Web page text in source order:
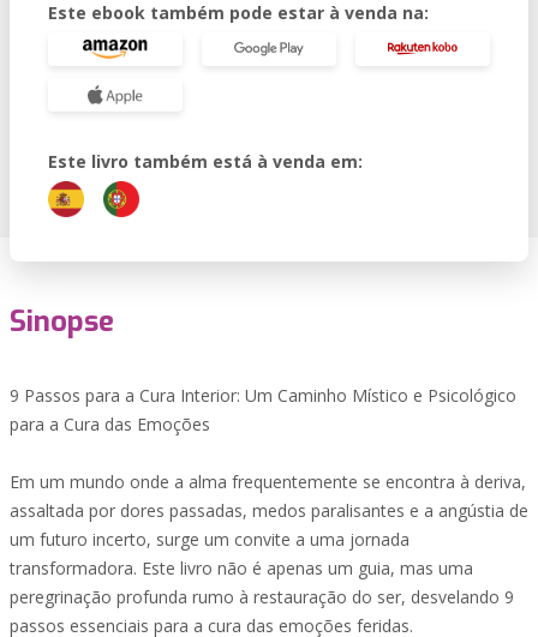
Este ebook também pode estar à venda na:
Este livro também está à venda em:
Sinopse
9 Passos para a Cura Interior: Um Caminho Místico e Psicológico
para a Cura das Emoções
Em um mundo onde a alma frequentemente se encontra à deriva,
assaltada por dores passadas, medos paralisantes e a angústia de
um futuro incerto, surge um convite a uma jornada
transformadora. Este livro não é apenas um guia, mas uma
peregrinação profunda rumo à restauração do ser, desvelando 9
passos essenciais para a cura das emoções feridas.